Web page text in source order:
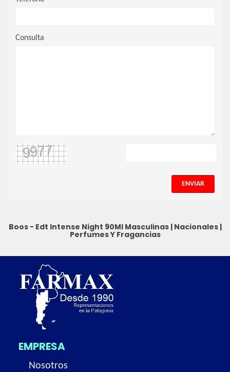
Consulta
ENVIAR
Boos - Edt Intense Night 90Ml Masculinas| Nacionales|
Perfumes Y Fragancias
EMPRESA
Nosotros